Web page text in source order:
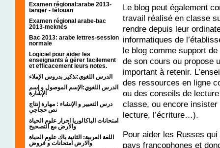
Examen régional:arabe 2013-
tanger - tétouan
Examen régional arabe-bac
2013-meknès
Bac 2013: arabe lettres-session
normale
Logiciel pour aider les
enseignants à gérer facilement
et efficacement leurs notes.
الدرس اللغوي:تذكير بدروس الإملاء
الدرس اللغوي:الإسم الموصول و إسم
الإشارة
درس التعبير و الإنشاء : مهارة إنتاج
نص حجاجي
امتحانات الباكالوريا احرار علوم الحياة
والأرض مع التصحيح
اللغة العربية: الثانية باك علوم الحياة
والارض امتحانات و فروض
Le blog peut également
travail réalisé en classe
rendre depuis leur
informatiques de
le blog comme support
de son cours ou propose
important à retenir.
des ressources en ligne
ou des conseils de
classe, ou encore
lecture, l’écriture…).
Pour aider les Russes
pays francophones et